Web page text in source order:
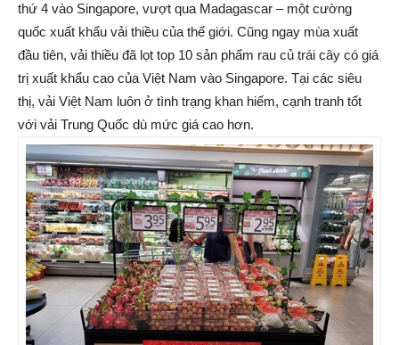
thứ 4 vào Singapore, vượt qua Madagascar – một cường
quốc xuất khẩu vải thiều của thế giới. Cũng ngay mùa xuất
đầu tiên, vải thiều đã lọt top 10 sản phẩm rau củ trái cây có giá
trị xuất khẩu cao của Việt Nam vào Singapore. Tại các siêu
thị, vải Việt Nam luôn ở tình trạng khan hiếm, cạnh tranh tốt
với vải Trung Quốc dù mức giá cao hơn.